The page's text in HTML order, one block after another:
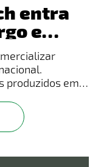
entra
e
produzidos em
da safrinha.